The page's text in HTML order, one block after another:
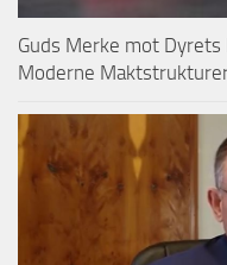
Guds Merke mot Dyrets
Moderne